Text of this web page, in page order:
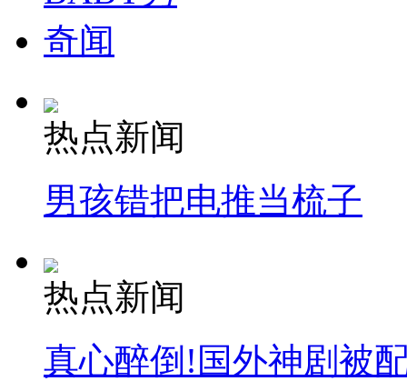
奇闻
热点新闻
男孩错把电推当梳子
热点新闻
真心醉倒!国外神剧被